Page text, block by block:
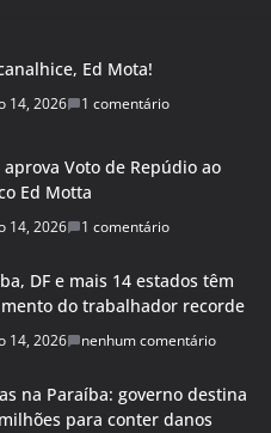
Ed Mota!
14, 2026 1 comentário
aprova Voto de Repúdio ao
Ed Motta
14, 2026 1 comentário
DF e mais 14 estados têm
do trabalhador recorde
14, 2026 nenhum comentário
na Paraíba: governo destina
para conter danos